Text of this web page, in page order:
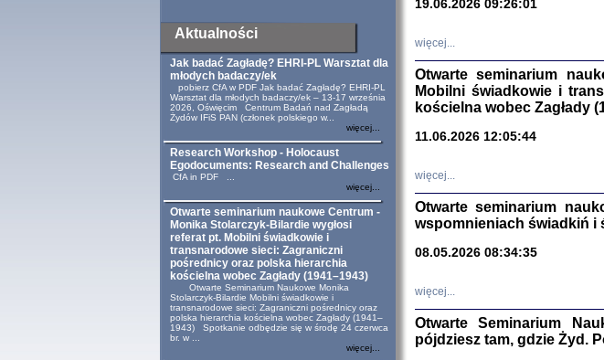
Aktualności
Jak badać Zagładę? EHRI-PL Warsztat dla
młodych badaczy/ek
pobierz CfA w PDF Jak badać Zagładę? EHRI-PL
Warsztat dla młodych badaczy/ek – 13-17 września
2026, Oświęcim Centrum Badań nad Zagładą
Żydów IFiS PAN (członek polskiego w...
więcej...
Research Workshop - Holocaust
Egodocuments: Research and Challenges
CfA in PDF ...
więcej...
Otwarte seminarium naukowe Centrum -
Monika Stolarczyk-Bilardie wygłosi
referat pt. Mobilni świadkowie i
transnarodowe sieci: Zagraniczni
pośrednicy oraz polska hierarchia
kościelna wobec Zagłady (1941–1943)
Otwarte Seminarium Naukowe Monika
Stolarczyk-Bilardie Mobilni świadkowie i
transnarodowe sieci: Zagraniczni pośrednicy oraz
polska hierarchia kościelna wobec Zagłady (1941–
1943) Spotkanie odbędzie się w środę 24 czerwca
br. w ...
więcej...
19.06.2026 09:26:01
więcej...
Otwarte seminarium
Mobilni świadkowie i
kościelna wobec Zagłady
11.06.2026 12:05:44
więcej...
Otwarte seminarium
wspomnieniach świadkiń i
08.05.2026 08:34:35
więcej...
Otwarte Seminarium
pójdziesz tam, gdzie Żyd.